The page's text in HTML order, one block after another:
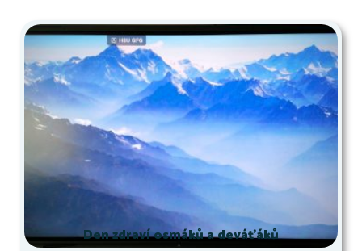
Den zdraví osmáků a deváťáků